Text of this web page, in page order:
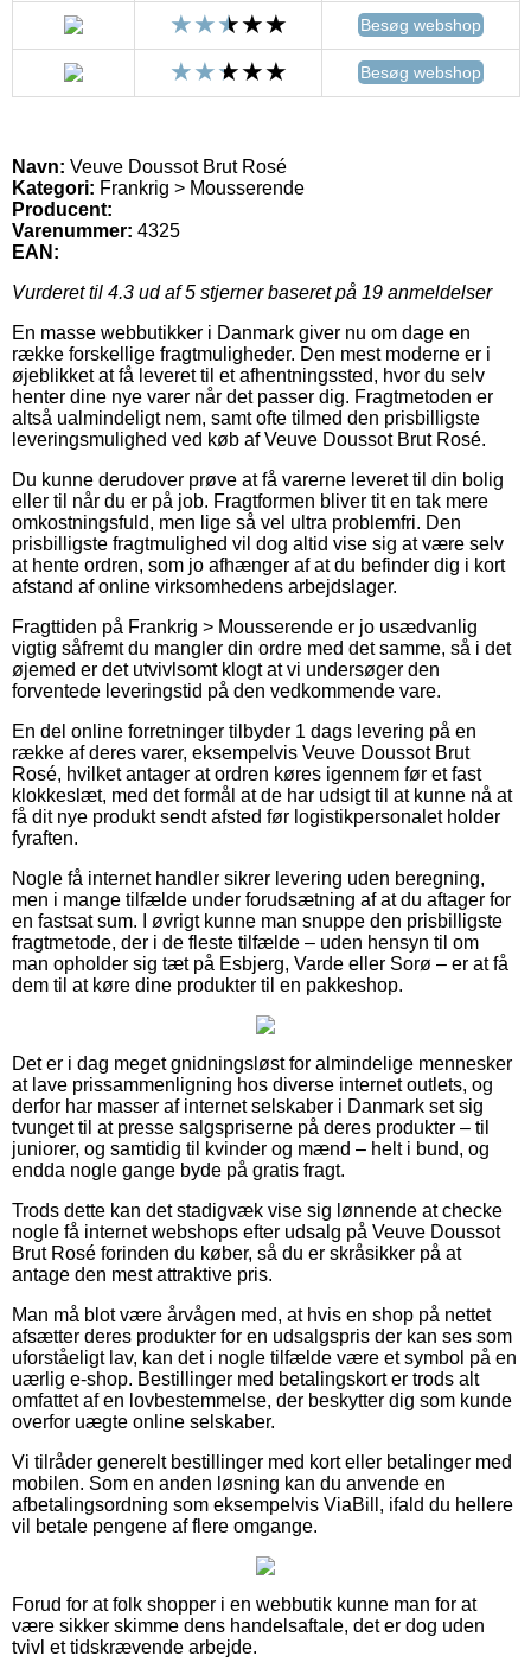
Besøg webshop
Besøg webshop
Navn: Veuve Doussot Brut Rosé
Kategori: Frankrig > Mousserende
Producent:
Varenummer: 4325
EAN:
Vurderet til 4.3 ud af 5 stjerner baseret på 19 anmeldelser
En masse webbutikker i Danmark giver nu om dage en
række forskellige fragtmuligheder. Den mest moderne er i
øjeblikket at få leveret til et afhentningssted, hvor du selv
henter dine nye varer når det passer dig. Fragtmetoden er
altså ualmindeligt nem, samt ofte tilmed den prisbilligste
leveringsmulighed ved køb af Veuve Doussot Brut Rosé.
Du kunne derudover prøve at få varerne leveret til din bolig
eller til når du er på job. Fragtformen bliver tit en tak mere
omkostningsfuld, men lige så vel ultra problemfri. Den
prisbilligste fragtmulighed vil dog altid vise sig at være selv
at hente ordren, som jo afhænger af at du befinder dig i kort
afstand af online virksomhedens arbejdslager.
Fragttiden på Frankrig > Mousserende er jo usædvanlig
vigtig såfremt du mangler din ordre med det samme, så i det
øjemed er det utvivlsomt klogt at vi undersøger den
forventede leveringstid på den vedkommende vare.
En del online forretninger tilbyder 1 dags levering på en
række af deres varer, eksempelvis Veuve Doussot Brut
Rosé, hvilket antager at ordren køres igennem før et fast
klokkeslæt, med det formål at de har udsigt til at kunne nå at
få dit nye produkt sendt afsted før logistikpersonalet holder
fyraften.
Nogle få internet handler sikrer levering uden beregning,
men i mange tilfælde under forudsætning af at du aftager for
en fastsat sum. I øvrigt kunne man snuppe den prisbilligste
fragtmetode, der i de fleste tilfælde – uden hensyn til om
man opholder sig tæt på Esbjerg, Varde eller Sorø – er at få
dem til at køre dine produkter til en pakkeshop.
Det er i dag meget gnidningsløst for almindelige mennesker
at lave prissammenligning hos diverse internet outlets, og
derfor har masser af internet selskaber i Danmark set sig
tvunget til at presse salgspriserne på deres produkter – til
juniorer, og samtidig til kvinder og mænd – helt i bund, og
endda nogle gange byde på gratis fragt.
Trods dette kan det stadigvæk vise sig lønnende at checke
nogle få internet webshops efter udsalg på Veuve Doussot
Brut Rosé forinden du køber, så du er skråsikker på at
antage den mest attraktive pris.
Man må blot være årvågen med, at hvis en shop på nettet
afsætter deres produkter for en udsalgspris der kan ses som
uforståeligt lav, kan det i nogle tilfælde være et symbol på en
uærlig e-shop. Bestillinger med betalingskort er trods alt
omfattet af en lovbestemmelse, der beskytter dig som kunde
overfor uægte online selskaber.
Vi tilråder generelt bestillinger med kort eller betalinger med
mobilen. Som en anden løsning kan du anvende en
afbetalingsordning som eksempelvis ViaBill, ifald du hellere
vil betale pengene af flere omgange.
Forud for at folk shopper i en webbutik kunne man for at
være sikker skimme dens handelsaftale, det er dog uden
tvivl et tidskrævende arbejde.